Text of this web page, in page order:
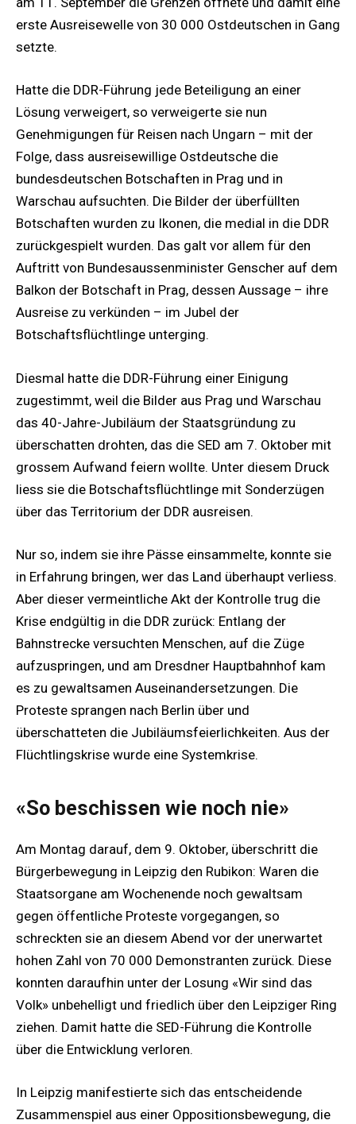
erste Ausreisewelle von 30 000 Ostdeutschen in Gang
setzte.
Hatte die DDR-Führung jede Beteiligung an einer
Lösung verweigert, so verweigerte sie nun
Genehmigungen für Reisen nach Ungarn – mit der
Folge, dass ausreisewillige Ostdeutsche die
bundesdeutschen Botschaften in Prag und in
Warschau aufsuchten. Die Bilder der überfüllten
Botschaften wurden zu Ikonen, die medial in die DDR
zurückgespielt wurden. Das galt vor allem für den
Auftritt von Bundesaussenminister Genscher auf dem
Balkon der Botschaft in Prag, dessen Aussage – ihre
Ausreise zu verkünden – im Jubel der
Botschaftsflüchtlinge unterging.
Diesmal hatte die DDR-Führung einer Einigung
zugestimmt, weil die Bilder aus Prag und Warschau
das 40-Jahre-Jubiläum der Staatsgründung zu
überschatten drohten, das die SED am 7. Oktober mit
grossem Aufwand feiern wollte. Unter diesem Druck
liess sie die Botschaftsflüchtlinge mit Sonderzügen
über das Territorium der DDR ausreisen.
Nur so, indem sie ihre Pässe einsammelte, konnte sie
in Erfahrung bringen, wer das Land überhaupt verliess.
Aber dieser vermeintliche Akt der Kontrolle trug die
Krise endgültig in die DDR zurück: Entlang der
Bahnstrecke versuchten Menschen, auf die Züge
aufzuspringen, und am Dresdner Hauptbahnhof kam
es zu gewaltsamen Auseinandersetzungen. Die
Proteste sprangen nach Berlin über und
überschatteten die Jubiläumsfeierlichkeiten. Aus der
Flüchtlingskrise wurde eine Systemkrise.
«So beschissen wie noch nie»
Am Montag darauf, dem 9. Oktober, überschritt die
Bürgerbewegung in Leipzig den Rubikon: Waren die
Staatsorgane am Wochenende noch gewaltsam
gegen öffentliche Proteste vorgegangen, so
schreckten sie an diesem Abend vor der unerwartet
hohen Zahl von 70 000 Demonstranten zurück. Diese
konnten daraufhin unter der Losung «Wir sind das
Volk» unbehelligt und friedlich über den Leipziger Ring
ziehen. Damit hatte die SED-Führung die Kontrolle
über die Entwicklung verloren.
In Leipzig manifestierte sich das entscheidende
Zusammenspiel aus einer Oppositionsbewegung, die